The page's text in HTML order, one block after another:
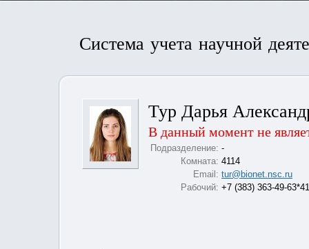
Система учета научной
Тур Дарья
В данный момент не
Подразделение: -
Комната: 4114
Email: tur@bionet.nsc.ru
Рабочий: +7 (383) 363-49-